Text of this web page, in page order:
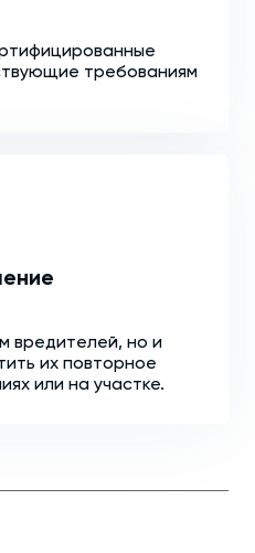
требованиям
вредителей, но и
их повторное
или на участке.